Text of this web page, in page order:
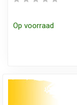
Op voorraad